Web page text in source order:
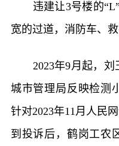
违建让3号楼的“L”
宽的过道，消防车、救
2023年9月起，刘
城市管理局反映检测
针对2023年11月人民
到投诉后，鹤岗工农